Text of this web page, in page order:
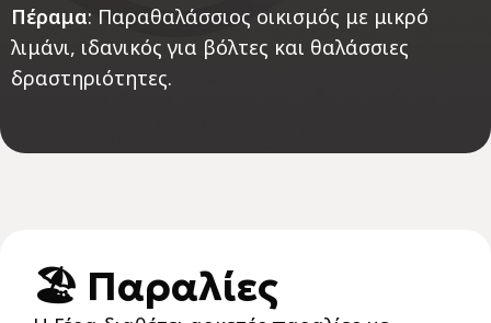
Πέραμα: Παραθαλάσσιος οικισμός με μικρό
λιμάνι, ιδανικός για βόλτες και θαλάσσιες
δραστηριότητες.
🏖️ Παραλίες